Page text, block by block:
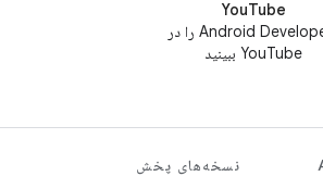
YouTube
Android Developers را در
YouTube ببینید
نسخه‌های پخش